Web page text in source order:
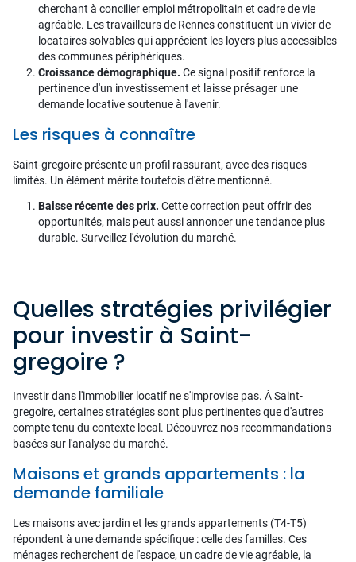
cherchant à concilier emploi métropolitain et cadre de vie
agréable. Les travailleurs de Rennes constituent un vivier de
locataires solvables qui apprécient les loyers plus accessibles
des communes périphériques.
Croissance démographique. Ce signal positif renforce la
pertinence d'un investissement et laisse présager une
demande locative soutenue à l'avenir.
Les risques à connaître
Saint-gregoire présente un profil rassurant, avec des risques
limités. Un élément mérite toutefois d'être mentionné.
Baisse récente des prix. Cette correction peut offrir des
opportunités, mais peut aussi annoncer une tendance plus
durable. Surveillez l'évolution du marché.
Quelles stratégies privilégier
pour investir à Saint-
gregoire ?
Investir dans l'immobilier locatif ne s'improvise pas. À Saint-
gregoire, certaines stratégies sont plus pertinentes que d'autres
compte tenu du contexte local. Découvrez nos recommandations
basées sur l'analyse du marché.
Maisons et grands appartements : la
demande familiale
Les maisons avec jardin et les grands appartements (T4-T5)
répondent à une demande spécifique : celle des familles. Ces
ménages recherchent de l'espace, un cadre de vie agréable, la